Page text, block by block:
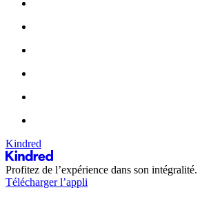
Kindred
Profitez de l’expérience dans son intégralité.
Télécharger l’appli